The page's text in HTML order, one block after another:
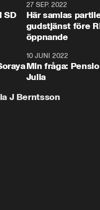
SD
27 SEP. 2022
Här samlas
gudstjänst före
öppnande
10 JUNI 2022
Min fråga:
Julia
J Berntsson